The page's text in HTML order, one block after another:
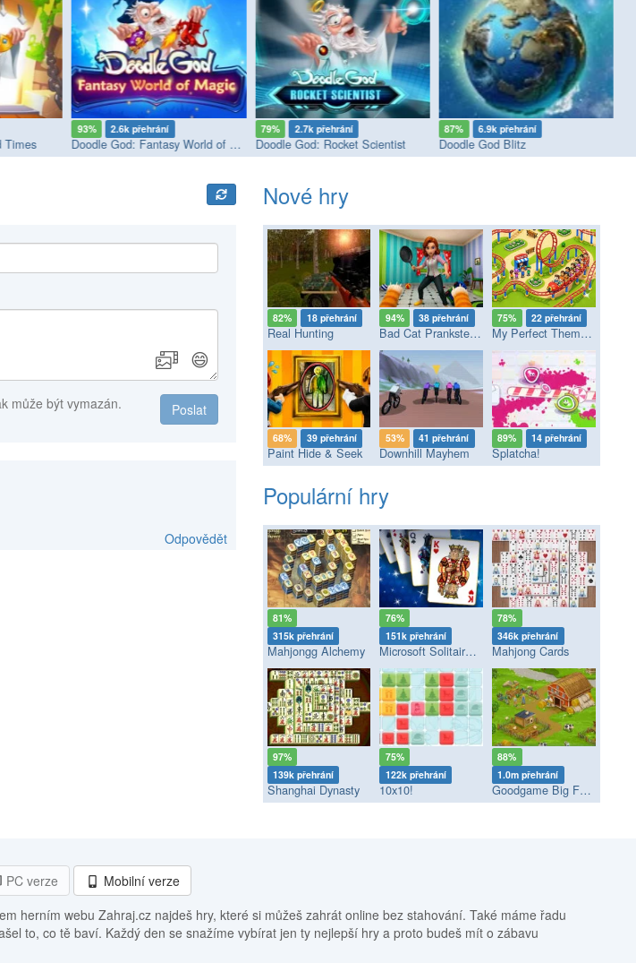
Times
93% 2.6k přehrání
Doodle God: Fantasy World of Magic
79% 2.7k přehrání
Doodle God: Rocket Scientist
87% 6.9k přehrání
Doodle God Blitz
😄
Poslat
může být vymazán.
Odpovědět
Nové hry
82% 18 přehrání
Real Hunting
94% 38 přehrání
Bad Cat Prankster - Mom’s Return
75% 22 přehrání
My Perfect Theme Park
68% 39 přehrání
Paint Hide & Seek
53% 41 přehrání
Downhill Mayhem
89% 14 přehrání
Splatcha!
Populární hry
81%
315k přehrání
Mahjongg Alchemy
76%
151k přehrání
Microsoft Solitaire Collection
78%
346k přehrání
Mahjong Cards
97%
139k přehrání
Shanghai Dynasty
75%
122k přehrání
10x10!
88%
1.0m přehrání
Goodgame Big Farm
PC verze
Mobilní verze
herním webu Zahraj.cz najdeš hry, které si můžeš zahrát online bez stahování. Také máme řadu
to, co tě baví. Každý den se snažíme vybírat jen ty nejlepší hry a proto budeš mít o zábavu